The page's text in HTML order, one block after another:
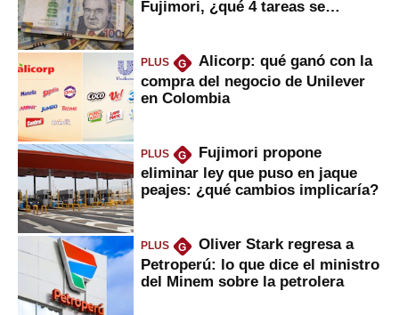
Fujimori, ¿qué 4 tareas se
PLUS G
Alicorp: qué ganó con la
compra del negocio de Unilever
en Colombia
PLUS G
Fujimori propone
eliminar ley que puso en jaque
peajes: ¿qué cambios implicaría?
PLUS G
Oliver Stark regresa a
Petroperú: lo que dice el ministro
del Minem sobre la petrolera